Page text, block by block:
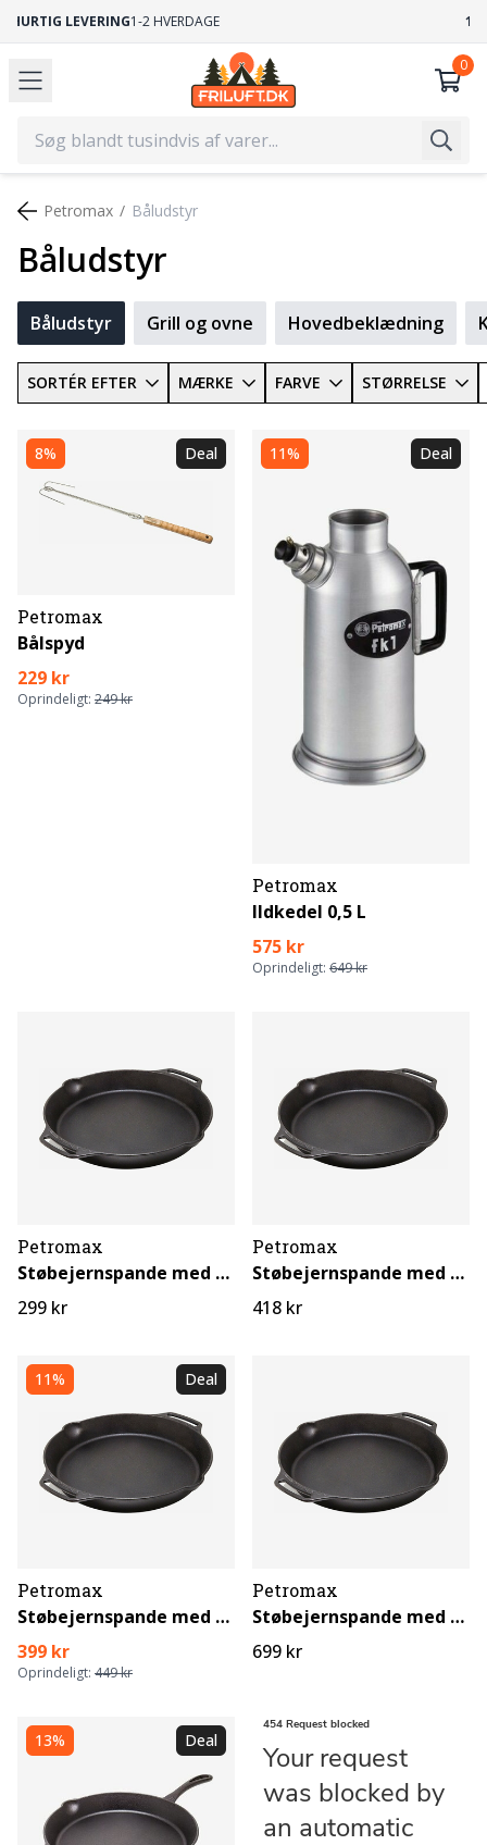
GRATIS FRAGT
Båludstyr Grill og ovne Hovedbeklædning
Petromax Båludstyr
Båludstyr
SORTÉR EFTER MÆRKE FARVE STØRRELSE
8% Deal
Petromax
Bålspyd
229 kr
Oprindeligt: 249 kr
11% Deal
Petromax
Ildkedel 0,5 L
575 kr
Oprindeligt: 649 kr
Petromax
Støbejernspande med to håndtag 1 L
299 kr
Petromax
Støbejernspande med to håndtag 1,6 L
418 kr
11% Deal
Petromax
Støbejernspande med to håndtag 2,5 L
399 kr
Oprindeligt: 449 kr
Petromax
Støbejernspande med to håndtag 4,7 L
699 kr
13% Deal